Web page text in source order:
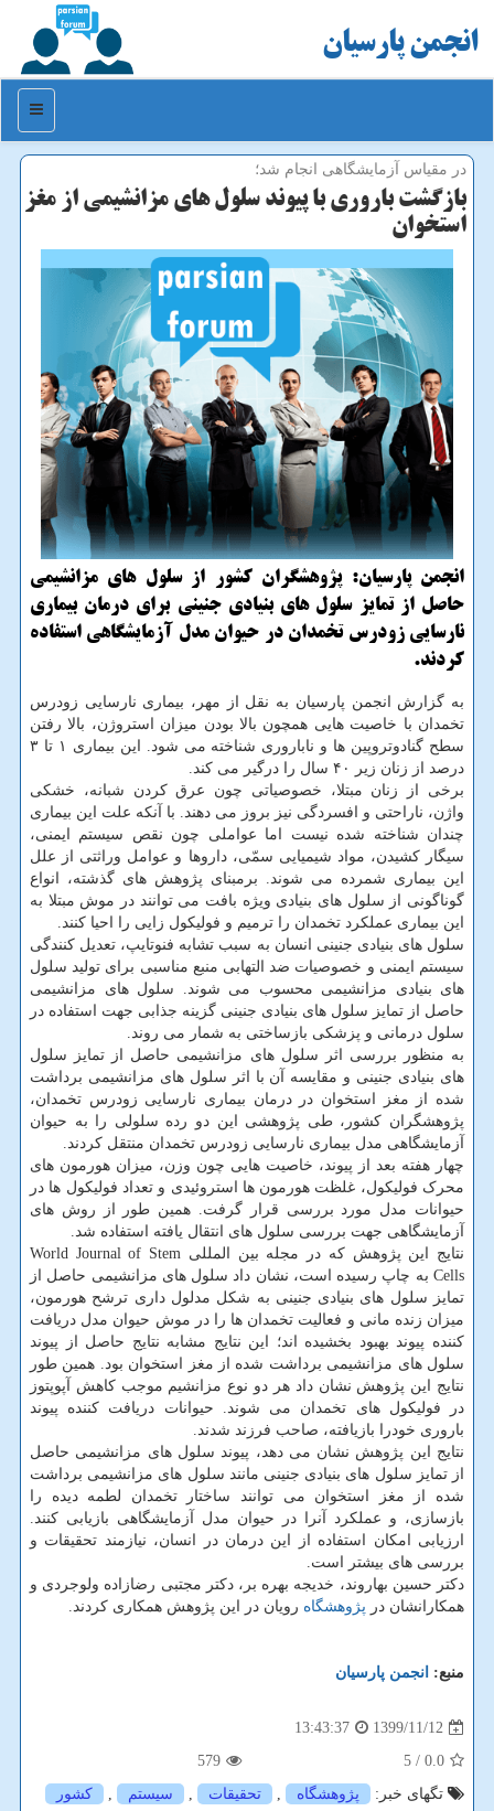
انجمن پارسیان
منو
در مقیاس آزمایشگاهی انجام شد؛
بازگشت باروری با پیوند سلول های مزانشیمی از مغز
استخوان
انجمن پارسیان: پژوهشگران کشور از سلول های مزانشیمی
حاصل از تمایز سلول های بنیادی جنینی برای درمان بیماری
نارسایی زودرس تخمدان در حیوان مدل آزمایشگاهی استفاده
کردند.
به گزارش انجمن پارسیان به نقل از مهر، بیماری نارسایی زودرس
تخمدان با خاصیت هایی همچون بالا بودن میزان استروژن، بالا رفتن
سطح گنادوتروپین ها و ناباروری شناخته می شود. این بیماری ۱ تا ۳
درصد از زنان زیر ۴۰ سال را درگیر می کند.
برخی از زنان مبتلا، خصوصیاتی چون عرق کردن شبانه، خشکی
واژن، ناراحتی و افسردگی نیز بروز می دهند. با آنکه علت این بیماری
چندان شناخته شده نیست اما عواملی چون نقص سیستم ایمنی،
سیگار کشیدن، مواد شیمیایی سمّی، داروها و عوامل وراثتی از علل
این بیماری شمرده می شوند. برمبنای پژوهش های گذشته، انواع
گوناگونی از سلول های بنیادی ویژه بافت می توانند در موش مبتلا به
این بیماری عملکرد تخمدان را ترمیم و فولیکول زایی را احیا کنند.
سلول های بنیادی جنینی انسان به سبب تشابه فنوتایپ، تعدیل کنندگی
سیستم ایمنی و خصوصیات ضد التهابی منبع مناسبی برای تولید سلول
های بنیادی مزانشیمی محسوب می شوند. سلول های مزانشیمی
حاصل از تمایز سلول های بنیادی جنینی گزینه جذابی جهت استفاده در
سلول درمانی و پزشکی بازساختی به شمار می روند.
به منظور بررسی اثر سلول های مزانشیمی حاصل از تمایز سلول
های بنیادی جنینی و مقایسه آن با اثر سلول های مزانشیمی برداشت
شده از مغز استخوان در درمان بیماری نارسایی زودرس تخمدان،
پژوهشگران کشور، طی پژوهشی این دو رده سلولی را به حیوان
آزمایشگاهی مدل بیماری نارسایی زودرس تخمدان منتقل کردند.
چهار هفته بعد از پیوند، خاصیت هایی چون وزن، میزان هورمون های
محرک فولیکول، غلظت هورمون ها استروئیدی و تعداد فولیکول ها در
حیوانات مدل مورد بررسی قرار گرفت. همین طور از روش های
آزمایشگاهی جهت بررسی سلول های انتقال یافته استفاده شد.
نتایج این پژوهش که در مجله بین المللی World Journal of Stem
Cells به چاپ رسیده است، نشان داد سلول های مزانشیمی حاصل از
تمایز سلول های بنیادی جنینی به شکل مدلول داری ترشح هورمون،
میزان زنده مانی و فعالیت تخمدان ها را در موش حیوان مدل دریافت
کننده پیوند بهبود بخشیده اند؛ این نتایج مشابه نتایج حاصل از پیوند
سلول های مزانشیمی برداشت شده از مغز استخوان بود. همین طور
نتایج این پژوهش نشان داد هر دو نوع مزانشیم موجب کاهش آپوپتوز
در فولیکول های تخمدان می شوند. حیوانات دریافت کننده پیوند
باروری خودرا بازیافته، صاحب فرزند شدند.
نتایج این پژوهش نشان می دهد، پیوند سلول های مزانشیمی حاصل
از تمایز سلول های بنیادی جنینی مانند سلول های مزانشیمی برداشت
شده از مغز استخوان می توانند ساختار تخمدان لطمه دیده را
بازسازی، و عملکرد آنرا در حیوان مدل آزمایشگاهی بازیابی کنند.
ارزیابی امکان استفاده از این درمان در انسان، نیازمند تحقیقات و
بررسی های بیشتر است.
دکتر حسین بهاروند، خدیجه بهره بر، دکتر مجتبی رضازاده ولوجردی و
همکارانشان در پژوهشگاه رویان در این پژوهش همکاری کردند.
منبع: انجمن پارسیان
1399/11/12
13:43:37
0.0
/ 5
579
تگهای خبر:
پژوهشگاه , تحقیقات , سیستم , كشور